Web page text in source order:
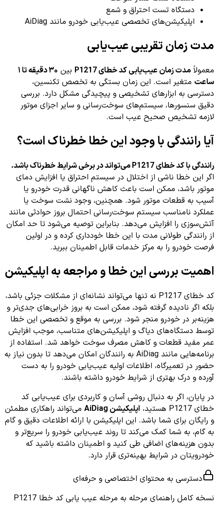
دستگاه تست احتراق و شمع
اپلیکیشن‌های تخصصی عیب‌یابی خودرو مانند AiDiag
مدت زمان تقریبی عیب‌یابی
معمولاً مدت زمان عیب‌یابی کد خطای P1217 بین
۳۰ دقیقه تا ۱
ساعت متغیر است. این زمان بستگی به تخصص تکنسین،
دسترسی به ابزارهای تشخیصی و پیچیدگی مشکل دارد. بررسی
دقیق سنسورها، سیستم‌های سوخت‌رسانی و سایر اجزای موتور
لازمه تشخیص صحیح عیب است.
آیا رانندگی با وجود این خطا خطرناک است؟
رانندگی با کد خطای P1217 می‌تواند در برخی شرایط خطرناک باشد.
اگر این خطا ناشی از اختلال در سیستم احتراق یا افزایش دمای
موتور باشد، ممکن است باعث کاهش ناگهانی قدرت خودرو یا
آسیب به قطعات موتور شود. همچنین، وجود نشت سوخت یا
عملکرد نامناسب سیستم سوخت‌رسانی احتمال بروز حوادثی مانند
آتش‌سوزی را افزایش می‌دهد. بنابراین توصیه می‌شود تا حد امکان
از رانندگی طولانی مدت با این خطا خودداری کرده و در اولین
فرصت خودرو را به مرکز خدمات قابل اطمینان ببرید.
اهمیت بررسی این خطا و مراجعه به اپلیکیشن
کد خطای P1217 نه تنها می‌تواند نشانه‌ای از مشکلات جزئی باشد،
بلکه اگر نادیده گرفته شود، ممکن است به بروز خرابی‌های جدی‌تر و
هزینه‌بر در خودرو منجر شود. بررسی به موقع و تخصصی این خطا
توسط دستگاه‌های دیاگ و اپلیکیشن‌های متناسب، موجب افزایش
عمر مفید قطعات و کاهش مصرف سوخت خواهد شد. استفاده از
برنامه‌هایی مانند AiDiag به رانندگان امکان می‌دهد تا بدون نیاز به
حضور در تعمیرگاه، اطلاعات اولیه عیب‌یابی خودرو را به دست
آورده و درک بهتری از شرایط خودرو داشته باشند.
در پایان، اگر به دنبال روشی آسان و کاربردی برای عیب‌یابی کد
خطای P1217 هستید،
اپلیکیشن AiDiag
می‌تواند راهکاری مطمئن
و رایگان برای شما باشد. این اپلیکیشن با ارائه اطلاعات دقیق و گام
به گام، به شما کمک می‌کند تا روند عیب‌یابی خودرو را سریع‌تر و
بدون هزینه‌های اضافی طی کنید و اطمینان داشته باشید که
خودرویتان در شرایط بهینه‌تری قرار دارد.
دسترسی به محتوای اختصاصی و حرفه‌ای
نسخه کامل راهنمای مرحله به مرحله عیب یابی کد خطا P1217